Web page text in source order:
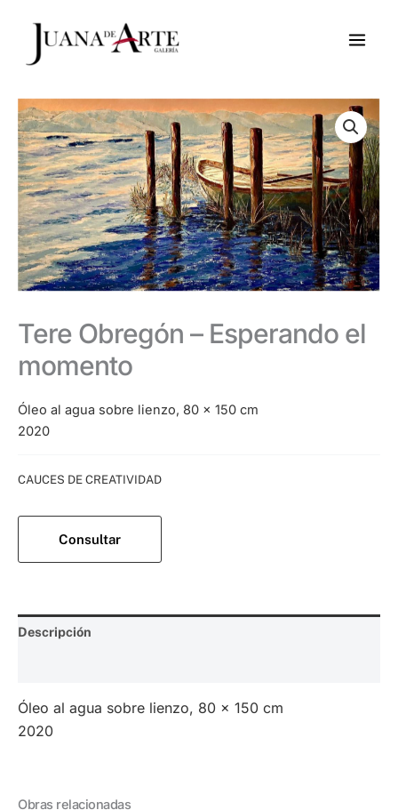
Tere Obregón – Esperando el
momento
Óleo al agua sobre lienzo, 80 x 150 cm
2020
CAUCES DE CREATIVIDAD
Consultar
Descripción
Óleo al agua sobre lienzo, 80 x 150 cm
2020
Obras relacionadas